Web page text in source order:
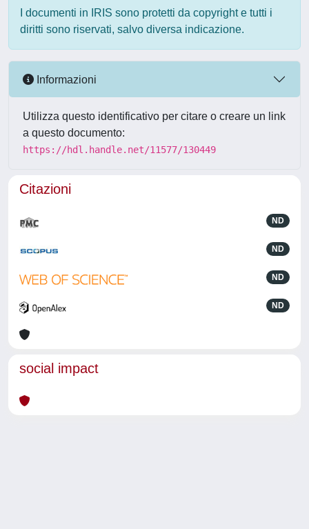
I documenti in IRIS sono protetti da copyright e tutti i
diritti sono riservati, salvo diversa indicazione.
Informazioni
Utilizza questo identificativo per citare o creare un link
a questo documento:
https://hdl.handle.net/11577/130449
Citazioni
ND
ND
ND
ND
social impact